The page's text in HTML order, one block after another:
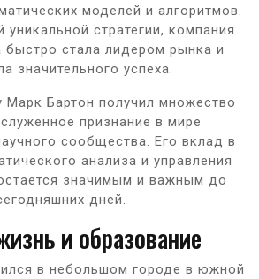
моделей и алгоритмов.
уникальной стратегии, компания
быстро стала лидером рынка и
значительного успеха.
Марк Бартон получил множество
признание в мире
сообщества. Его вклад в
анализа и управления
значимым и важным до
дней.
и образование
в небольшом городе в южной